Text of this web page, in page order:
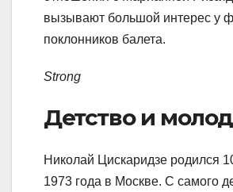
вызывают большой интерес у
поклонников балета.
Strong
Детство и
Николай Цискаридзе родился
1973 года в Москве. С самого